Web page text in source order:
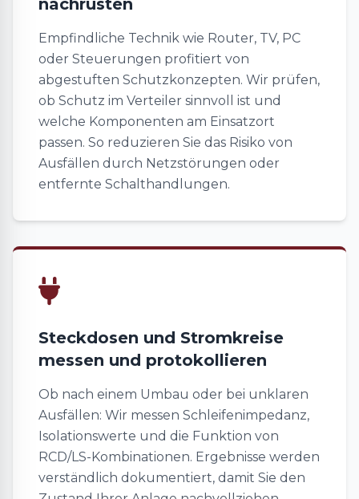
nachrüsten
Empfindliche Technik wie Router, TV, PC
oder Steuerungen profitiert von
abgestuften Schutzkonzepten. Wir prüfen,
ob Schutz im Verteiler sinnvoll ist und
welche Komponenten am Einsatzort
passen. So reduzieren Sie das Risiko von
Ausfällen durch Netzstörungen oder
entfernte Schalthandlungen.
Steckdosen und Stromkreise
messen und protokollieren
Ob nach einem Umbau oder bei unklaren
Ausfällen: Wir messen Schleifenimpedanz,
Isolationswerte und die Funktion von
RCD/LS-Kombinationen. Ergebnisse werden
verständlich dokumentiert, damit Sie den